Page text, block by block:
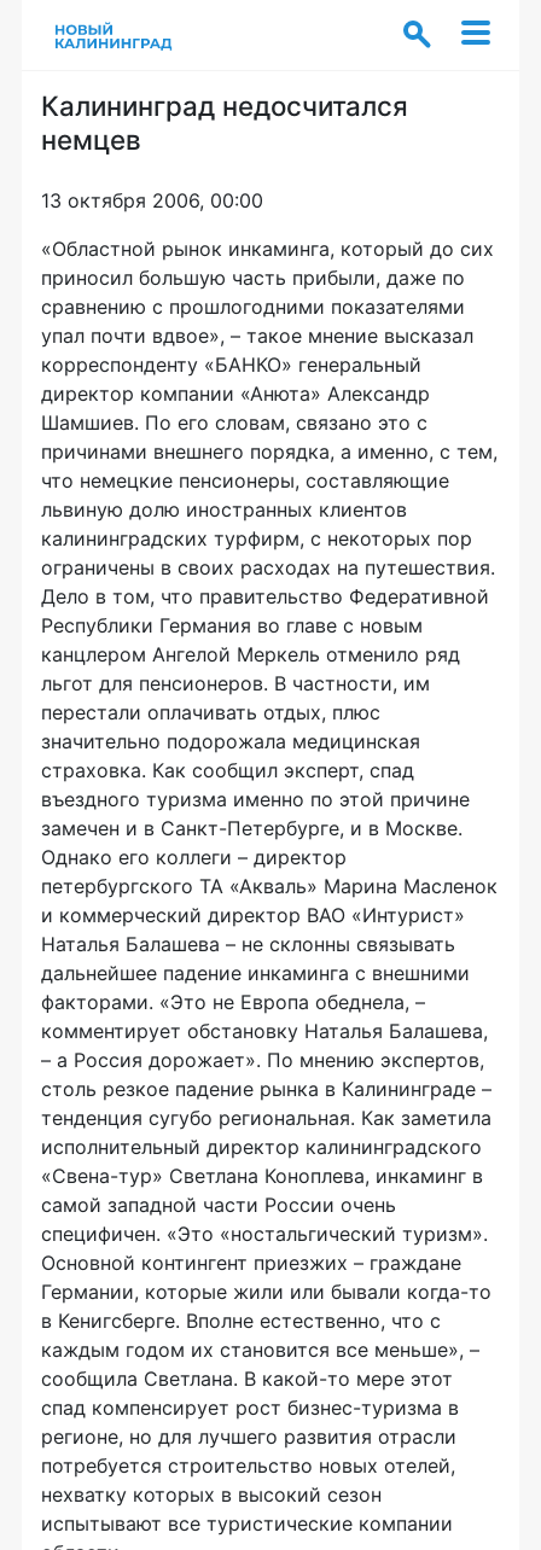
Калининград недосчитался
немцев
13 октября 2006, 00:00
«Областной рынок инкаминга, который до сих
приносил большую часть прибыли, даже по
сравнению с прошлогодними показателями
упал почти вдвое», – такое мнение высказал
корреспонденту «БАНКО» генеральный
директор компании «Анюта» Александр
Шамшиев. По его словам, связано это с
причинами внешнего порядка, а именно, с тем,
что немецкие пенсионеры, составляющие
львиную долю иностранных клиентов
калининградских турфирм, с некоторых пор
ограничены в своих расходах на путешествия.
Дело в том, что правительство Федеративной
Республики Германия во главе с новым
канцлером Ангелой Меркель отменило ряд
льгот для пенсионеров. В частности, им
перестали оплачивать отдых, плюс
значительно подорожала медицинская
страховка. Как сообщил эксперт, спад
въездного туризма именно по этой причине
замечен и в Санкт-Петербурге, и в Москве.
Однако его коллеги – директор
петербургского ТА «Акваль» Марина Масленок
и коммерческий директор ВАО «Интурист»
Наталья Балашева – не склонны связывать
дальнейшее падение инкаминга с внешними
факторами. «Это не Европа обеднела, –
комментирует обстановку Наталья Балашева,
– а Россия дорожает». По мнению экспертов,
столь резкое падение рынка в Калининграде –
тенденция сугубо региональная. Как заметила
исполнительный директор калининградского
«Свена-тур» Светлана Коноплева, инкаминг в
самой западной части России очень
специфичен. «Это «ностальгический туризм».
Основной контингент приезжих – граждане
Германии, которые жили или бывали когда-то
в Кенигсберге. Вполне естественно, что с
каждым годом их становится все меньше», –
сообщила Светлана. В какой-то мере этот
спад компенсирует рост бизнес-туризма в
регионе, но для лучшего развития отрасли
потребуется строительство новых отелей,
нехватку которых в высокий сезон
испытывают все туристические компании